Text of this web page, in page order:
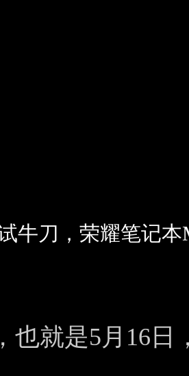
牛刀，荣耀笔记
也就是5月16日